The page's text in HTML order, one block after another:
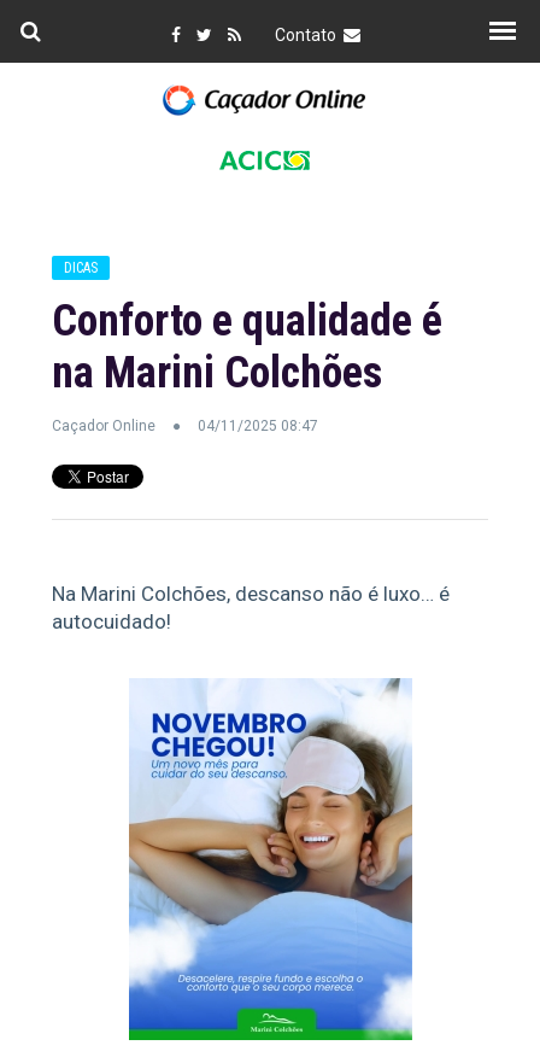
Contato
DICAS
Conforto e qualidade é
na Marini Colchões
Caçador Online 04/11/2025 08:47
Na Marini Colchões, descanso não é luxo… é
autocuidado!